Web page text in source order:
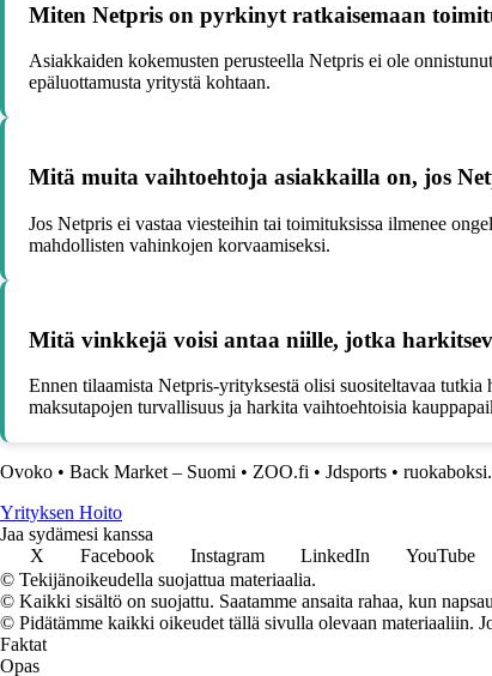
Miten Netpris on pyrkinyt ratkaisemaan
Asiakkaiden kokemusten perusteella Netpris ei ole
epäluottamusta yritystä kohtaan.
Mitä muita vaihtoehtoja asiakkailla on, jos
Jos Netpris ei vastaa viesteihin tai toimituksissa ilmenee
mahdollisten vahinkojen korvaamiseksi.
Mitä vinkkejä voisi antaa niille, jotka
Ennen tilaamista Netpris-yrityksestä olisi suositeltavaa
maksutapojen turvallisuus ja harkita vaihtoehtoisia
Ovoko • Back Market – Suomi • ZOO.fi • Jdsports •
Yrityksen Hoito
Jaa sydämesi kanssa
X
Facebook Instagram LinkedIn YouTube
© Tekijänoikeudella suojattua materiaalia.
© Kaikki sisältö on suojattu. Saatamme ansaita rahaa, kun
© Pidätämme kaikki oikeudet tällä sivulla olevaan materiaaliin.
Faktat
Opas